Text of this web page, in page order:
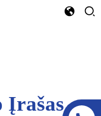
Įrašas